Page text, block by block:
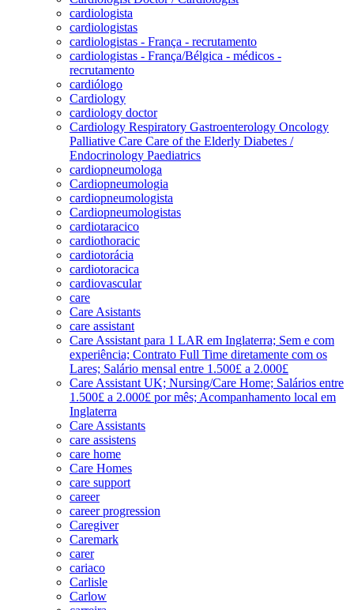
cardiologista
cardiologistas
cardiologistas - França - recrutamento
cardiologistas - França/Bélgica - médicos -
recrutamento
cardiólogo
Cardiology
cardiology doctor
Cardiology Respiratory Gastroenterology Oncology
Palliative Care Care of the Elderly Diabetes /
Endocrinology Paediatrics
cardiopneumologa
Cardiopneumologia
cardiopneumologista
Cardiopneumologistas
cardiotaracico
cardiothoracic
cardiotorácia
cardiotoracica
cardiovascular
care
Care Asistants
care assistant
Care Assistant para 1 LAR em Inglaterra; Sem e com
experiência; Contrato Full Time diretamente com os
Lares; Salário mensal entre 1.500£ a 2.000£
Care Assistant UK; Nursing/Care Home; Salários entre
1.500£ a 2.000£ por mês; Acompanhamento local em
Inglaterra
Care Assistants
care assistens
care home
Care Homes
care support
career
career progression
Caregiver
Caremark
carer
cariaco
Carlisle
Carlow